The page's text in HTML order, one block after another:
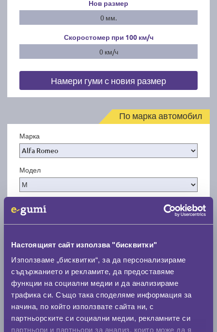
Настоящият сайт използва "бисквитки"
Използваме „бисквитки“, за да персонализираме
съдържанието и рекламите, да предоставяме
функции на социални медии и да анализираме
трафика си. Също така споделяме информация за
начина, по който използвате сайта ни, с
партньорските си социални медии, рекламните си
партньори и партньори за анализ, които може да я
Нов размер
0 мм.
Скоростомер при 100 км/ч
0 км/ч
Намери гуми с новия размер
По марка автомобил
Марка
Модел